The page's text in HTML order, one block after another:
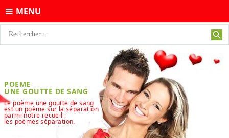
MENU
POEME
UNE GOUTTE DE SANG
Le poème une goutte de sang
est un poème sur la séparation
parmi notre recueil :
les poèmes séparation.